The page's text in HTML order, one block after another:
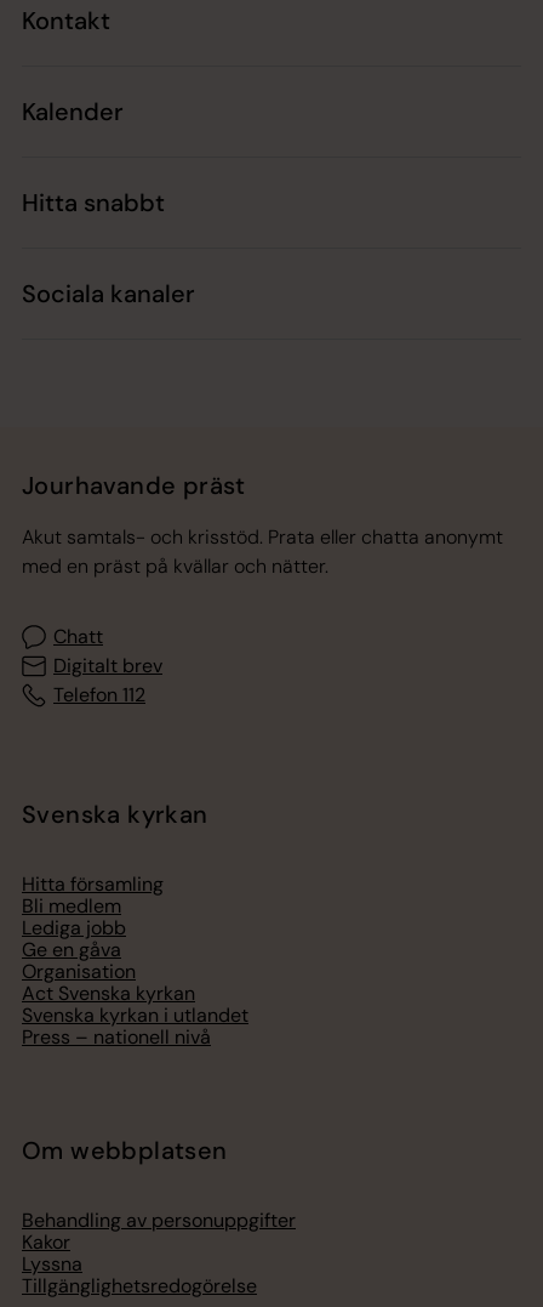
Kontakt
Kalender
Hitta snabbt
Sociala kanaler
Jourhavande präst
Akut samtals- och krisstöd. Prata eller chatta anonymt
med en präst på kvällar och nätter.
Chatt
Digitalt brev
Telefon 112
Svenska kyrkan
Hitta församling
Bli medlem
Lediga jobb
Ge en gåva
Organisation
Act Svenska kyrkan
Svenska kyrkan i utlandet
Press – nationell nivå
Om webbplatsen
Behandling av personuppgifter
Kakor
Lyssna
Tillgänglighetsredogörelse